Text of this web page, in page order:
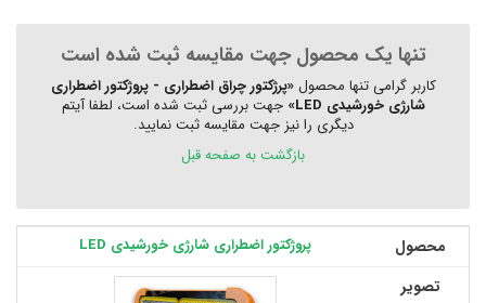
تنها یک محصول جهت مقایسه ثبت شده است
کاربر گرامی تنها محصول«پرژکتور چراق اضطراری - پروژکتور اضطراری
شارژی خورشیدی LED»
جهت بررسی ثبت شده است، لطفا آیتم
دیگری را نیز جهت مقایسه ثبت نمایید.
بازگشت به صفحه قبل
محصول پروژکتور اضطراری شارژی خورشیدی LED
تصویر